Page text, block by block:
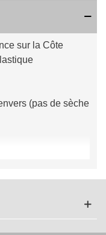
sur la Côte
(pas de sèche